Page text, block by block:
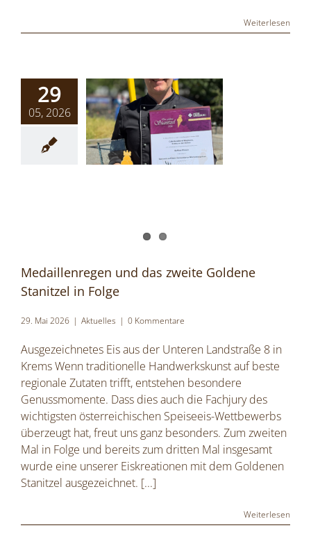
Weiterlesen
29
05, 2026
Medaillenregen und das zweite Goldene
Stanitzel in Folge
29. Mai 2026 | Aktuelles | 0 Kommentare
Ausgezeichnetes Eis aus der Unteren Landstraße 8 in
Krems Wenn traditionelle Handwerkskunst auf beste
regionale Zutaten trifft, entstehen besondere
Genussmomente. Dass dies auch die Fachjury des
wichtigsten österreichischen Speiseeis-Wettbewerbs
überzeugt hat, freut uns ganz besonders. Zum zweiten
Mal in Folge und bereits zum dritten Mal insgesamt
wurde eine unserer Eiskreationen mit dem Goldenen
Stanitzel ausgezeichnet. [...]
Weiterlesen